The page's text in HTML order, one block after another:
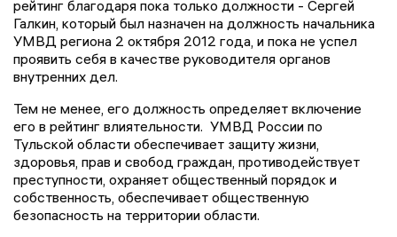
рейтинг благодаря пока только должности - Сергей
Галкин, который был назначен на должность начальника
УМВД региона 2 октября 2012 года, и пока не успел
проявить себя в качестве руководителя органов
внутренних дел.
Тем не менее, его должность определяет включение
его в рейтинг влиятельности. УМВД России по
Тульской области обеспечивает защиту жизни,
здоровья, прав и свобод граждан, противодействует
преступности, охраняет общественный порядок и
собственность, обеспечивает общественную
безопасность на территории области.